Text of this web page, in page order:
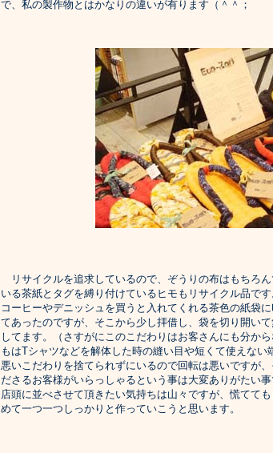
で、私の製作物とはかなりの違いが有ります（＾＾；
リサイクルを追求しているので、ぞうりの布はもちろ
いる茶紙とタグを縛り付けているヒモもリサイクル品で
コーヒーやデニッシュを買うと入れてくれる茶色の紙袋
てあったのですが、そこから少し拝借し、袋を切り開い
してます。（さすがにこのこだわりはお客さんにも分か
もはTシャツなどを解体した時の縫い目や短くて使えな
悪いこだわりを捨てられずにいるので回転は悪いですが
ださるお客様がいらっしゃるという事は大変ありがたい
店頭に並べさせて頂きたい気持ちは山々ですが、慌てて
めて一つ一つしっかりと作っていこうと思います。